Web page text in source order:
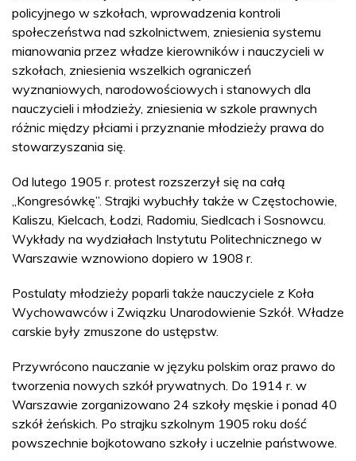
policyjnego w szkołach, wprowadzenia kontroli
społeczeństwa nad szkolnictwem, zniesienia systemu
mianowania przez władze kierowników i nauczycieli w
szkołach, zniesienia wszelkich ograniczeń
wyznaniowych, narodowościowych i stanowych dla
nauczycieli i młodzieży, zniesienia w szkole prawnych
różnic między płciami i przyznanie młodzieży prawa do
stowarzyszania się.
Od lutego 1905 r. protest rozszerzył się na całą
„Kongresówkę”. Strajki wybuchły także w Częstochowie,
Kaliszu, Kielcach, Łodzi, Radomiu, Siedlcach i Sosnowcu.
Wykłady na wydziałach Instytutu Politechnicznego w
Warszawie wznowiono dopiero w 1908 r.
Postulaty młodzieży poparli także nauczyciele z Koła
Wychowawców i Związku Unarodowienie Szkół. Władze
carskie były zmuszone do ustępstw.
Przywrócono nauczanie w języku polskim oraz prawo do
tworzenia nowych szkół prywatnych. Do 1914 r. w
Warszawie zorganizowano 24 szkoły męskie i ponad 40
szkół żeńskich. Po strajku szkolnym 1905 roku dość
powszechnie bojkotowano szkoły i uczelnie państwowe.